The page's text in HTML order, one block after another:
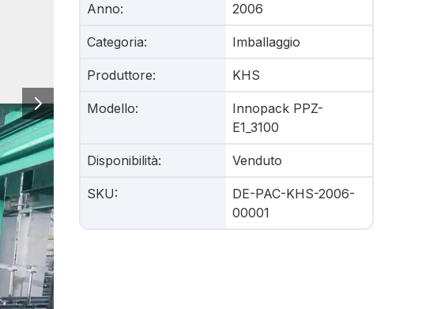
Anno: 2006
Categoria: Imballaggio
Produttore: KHS
Modello:
Innopack PPZ-
E1_3100
Disponibilità: Venduto
SKU:
DE-PAC-KHS-2006-
00001